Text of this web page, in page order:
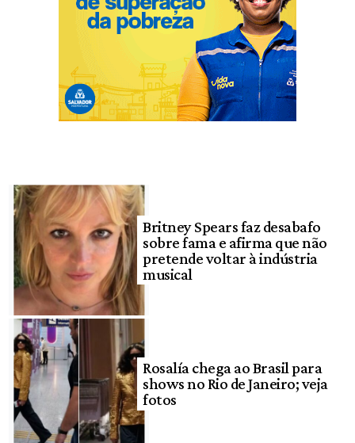
Britney Spears faz desabafo
sobre fama e afirma que não
pretende voltar à indústria
musical
Rosalía chega ao Brasil para
shows no Rio de Janeiro; veja
fotos